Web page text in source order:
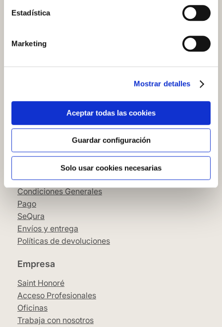
Estadística
Marketing
Mostrar detalles
Aceptar todas las cookies
Guardar configuración
Solo usar cookies necesarias
Atención al cliente
Cómo colocar papel pintado
Simbología del papel pintado
Cookies
Política de privacidad
Guía de compra
Aviso Legal
Condiciones Generales
Pago
SeQura
Envíos y entrega
Políticas de devoluciones
Empresa
Saint Honoré
Acceso Profesionales
Oficinas
Trabaja con nosotros